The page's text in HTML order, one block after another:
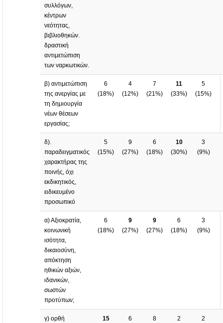
συλλόγων,
κέντρων
νεότητας,
βιβλιοθηκών.
δραστική
αντιμετώπιση
των ναρκωτικών.
β) αντιμετώπιση
της ανεργίας με
τη δημιουργία
νέων θέσεων
εργασίας;
6
(18%)
4
(12%)
7
(21%)
11
(33%)
5
(15%)
δ).
παραδειγματικός
χαρακτήρας της
ποινής, όχι
εκδικητικός,
ειδικευμένο
προσωπικό
5
(15%)
9
(27%)
6
(18%)
10
(30%)
3
(9%)
α) Αξιοκρατία,
κοινωνική
ισότητα,
δικαιοσύνη,
απόκτηση
ηθικών αξιών,
ιδανικών,
σωστών
προτύπων;
6
(18%)
9
(27%)
9
(27%)
6
(18%)
3
(9%)
γ) ορθή
15
6
8
2
2